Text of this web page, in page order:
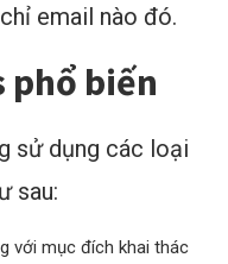
email nào đó.
phổ biến
sử dụng các loại
sau:
với mục đích khai thác